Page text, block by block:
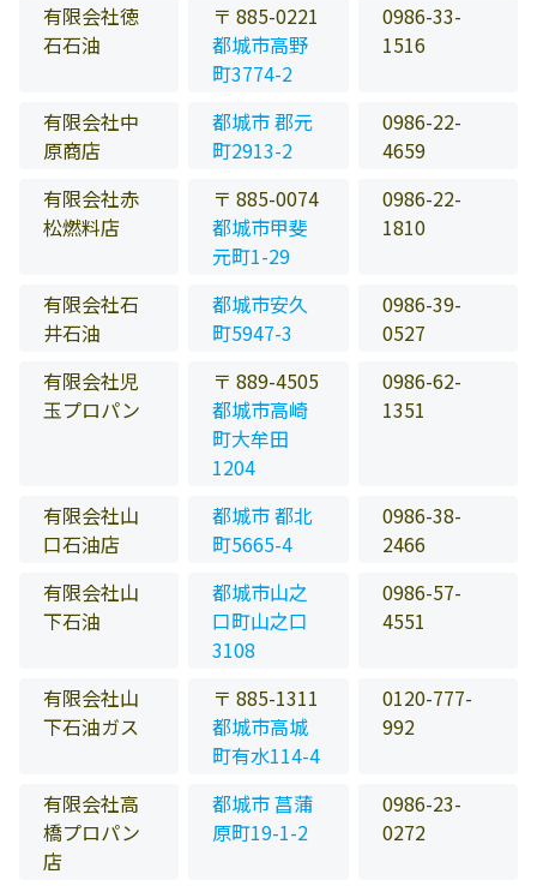
有限会社徳
石石油
〒 885-0221
都城市高野
町3774-2
0986-33-
1516
有限会社中
原商店
都城市 郡元
町2913-2
0986-22-
4659
有限会社赤
松燃料店
〒 885-0074
都城市甲斐
元町1-29
0986-22-
1810
有限会社石
井石油
都城市安久
町5947-3
0986-39-
0527
有限会社児
玉プロパン
〒 889-4505
都城市高崎
町大牟田
1204
0986-62-
1351
有限会社山
口石油店
都城市 都北
町5665-4
0986-38-
2466
有限会社山
下石油
都城市山之
口町山之口
3108
0986-57-
4551
有限会社山
下石油ガス
〒 885-1311
都城市高城
町有水114-4
0120-777-
992
有限会社高
橋プロパン
店
都城市 菖蒲
原町19-1-2
0986-23-
0272